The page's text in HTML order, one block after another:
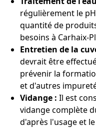
régulièrement le
quantité de
besoins à Carhaix-
Entretien de la
devrait être
prévenir la
et d'autres
Vidange : Il est
vidange complète
d'après l'usage et